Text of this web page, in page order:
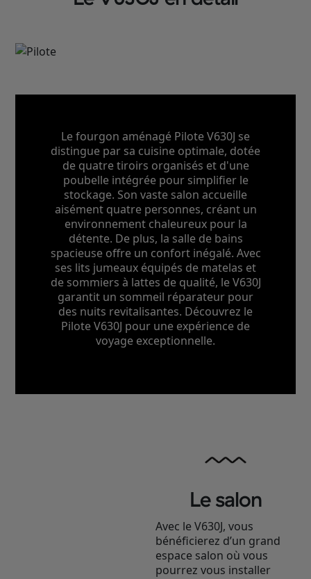
Le fourgon aménagé Pilote V630J se
distingue par sa cuisine optimale, dotée
de quatre tiroirs organisés et d'une
poubelle intégrée pour simplifier le
stockage. Son vaste salon accueille
aisément quatre personnes, créant un
environnement chaleureux pour la
détente. De plus, la salle de bains
spacieuse offre un confort inégalé. Avec
ses lits jumeaux équipés de matelas et
de sommiers à lattes de qualité, le V630J
garantit un sommeil réparateur pour
des nuits revitalisantes. Découvrez le
Pilote V630J pour une expérience de
voyage exceptionnelle.
Le salon
Avec le V630J, vous
bénéficierez d’un grand
espace salon où vous
pourrez vous installer